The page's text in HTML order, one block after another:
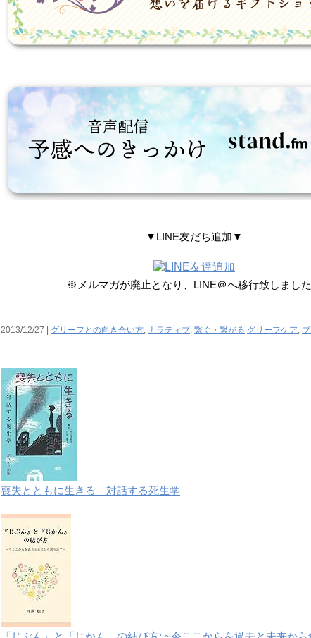
▼LINE友だち追加▼
※メルマガが廃止となり、LINE＠へ移行致しました
2013/12/27 | グリーフとの向き合い方, ナラティブ, 繋ぐ・繋がる グリーフケア,
喪失とともに生きる―対話する死生学